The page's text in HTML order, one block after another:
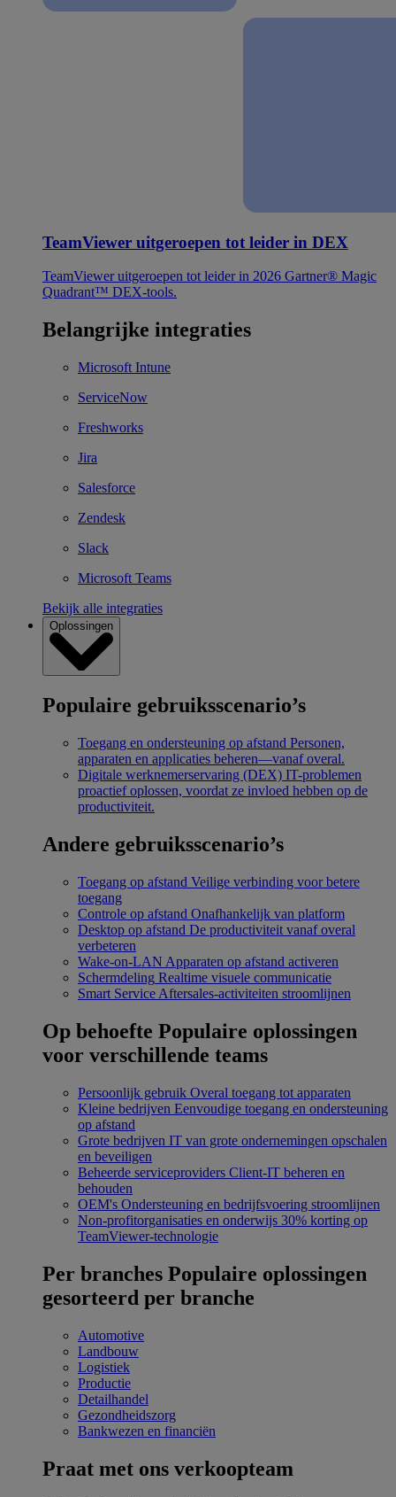
TeamViewer uitgeroepen tot leider in DEX
TeamViewer uitgeroepen tot leider in 2026 Gartner® Magic
Quadrant™ DEX-tools.
Belangrijke integraties
Microsoft Intune
ServiceNow
Freshworks
Jira
Salesforce
Zendesk
Slack
Microsoft Teams
Bekijk alle integraties
Oplossingen
Populaire gebruiksscenario’s
Toegang en ondersteuning op afstand Personen,
apparaten en applicaties beheren—vanaf overal.
Digitale werknemerservaring (DEX) IT-problemen
proactief oplossen, voordat ze invloed hebben op de
productiviteit.
Andere gebruiksscenario’s
Toegang op afstand Veilige verbinding voor betere
toegang
Controle op afstand Onafhankelijk van platform
Desktop op afstand De productiviteit vanaf overal
verbeteren
Wake-on-LAN Apparaten op afstand activeren
Schermdeling Realtime visuele communicatie
Smart Service Aftersales-activiteiten stroomlijnen
Op behoefte Populaire oplossingen
voor verschillende teams
Persoonlijk gebruik Overal toegang tot apparaten
Kleine bedrijven Eenvoudige toegang en ondersteuning
op afstand
Grote bedrijven IT van grote ondernemingen opschalen
en beveiligen
Beheerde serviceproviders Client-IT beheren en
behouden
OEM's Ondersteuning en bedrijfsvoering stroomlijnen
Non-profitorganisaties en onderwijs 30% korting op
TeamViewer-technologie
Per branches Populaire oplossingen
gesorteerd per branche
Automotive
Landbouw
Logistiek
Productie
Detailhandel
Gezondheidszorg
Bankwezen en financiën
Praat met ons verkoopteam